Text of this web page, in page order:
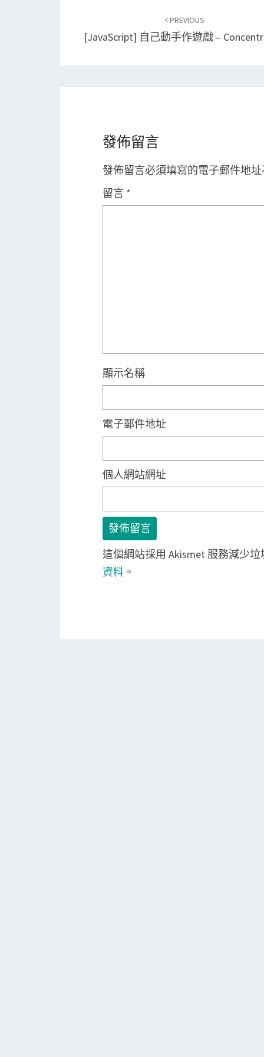
navigation
PREVIOUS
[JavaScript] 自己動手作遊戲 –
發佈留言
發佈留言必須填寫的電子郵件地
留言 *
顯示名稱
電子郵件地址
個人網站網址
這個網站採用 Akismet 服務減少
資料 。